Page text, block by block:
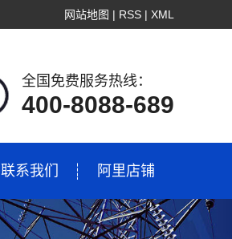
网站地图 | RSS | XML
全国免费服务热线：
400-8088-689
联系我们 阿里店铺